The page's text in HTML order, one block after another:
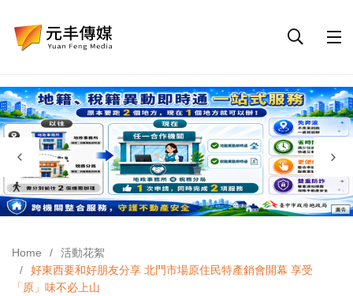
Home
活動花絮
好東西要和好朋友分享 北門市場原住民特產銷會開幕 享受
「原」味不必上山